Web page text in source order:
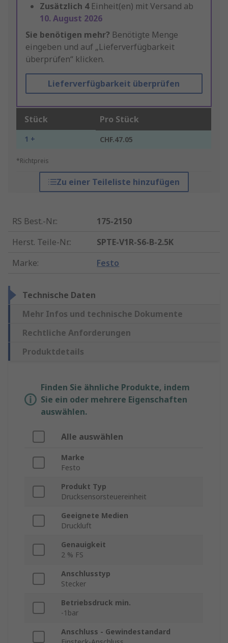
Zusätzlich 4 Einheit(en) mit Versand ab
10. August 2026
Sie benötigen mehr? Benötigte Menge
eingeben und auf „Lieferverfügbarkeit
überprüfen“ klicken.
Lieferverfügbarkeit überprüfen
Stück Pro Stück
1 + CHF.47.05
*Richtpreis
Zu einer Teileliste hinzufügen
RS Best.-Nr.:
175-2150
Herst. Teile-Nr.:
SPTE-V1R-S6-B-2.5K
Marke: Festo
Technische Daten
Mehr Infos und technische Dokumente
Rechtliche Anforderungen
Produktdetails
Finden Sie ähnliche Produkte, indem
Sie ein oder mehrere Eigenschaften
auswählen.
Alle auswählen
Marke
Festo
Produkt Typ
Drucksensorsteuereinheit
Geeignete Medien
Druckluft
Genauigkeit
2 % FS
Anschlusstyp
Stecker
Betriebsdruck min.
-1bar
Anschluss - Gewindestandard